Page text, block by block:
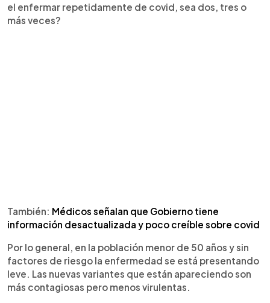
el enfermar repetidamente de covid, sea dos, tres o
más veces?
También: Médicos señalan que Gobierno tiene
información desactualizada y poco creíble sobre covid
Por lo general, en la población menor de 50 años y sin
factores de riesgo la enfermedad se está presentando
leve. Las nuevas variantes que están apareciendo son
más contagiosas pero menos virulentas.